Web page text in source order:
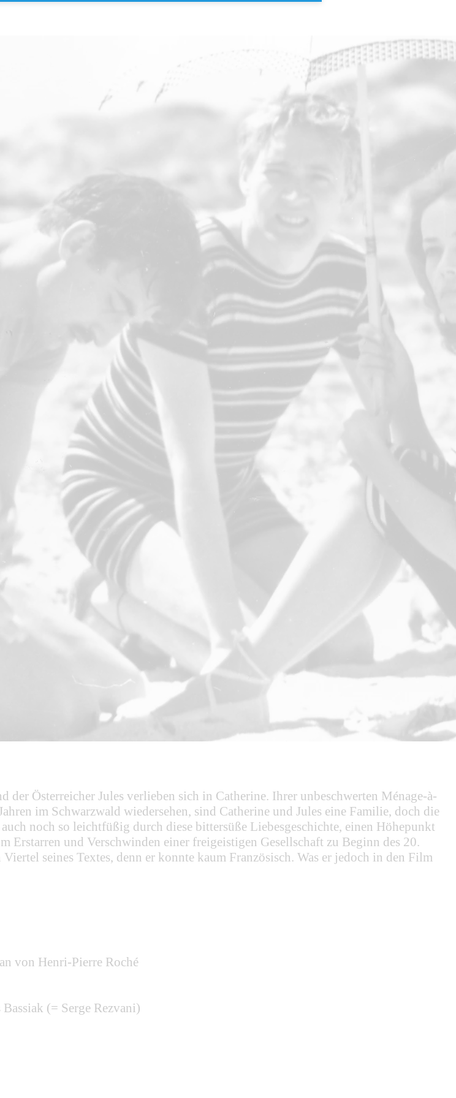
Österreicher Jules verlieben sich in Catherine. Ihrer unbeschwerten Ménage-à-
im Schwarzwald wiedersehen, sind Catherine und Jules eine Familie, doch die
noch so leichtfüßig durch diese bittersüße Liebesgeschichte, einen Höhepunkt
und Verschwinden einer freigeistigen Gesellschaft zu Beginn des 20.
seines Textes, denn er konnte kaum Französisch. Was er jedoch in den Film
von Henri-Pierre Roché
(= Serge Rezvani)